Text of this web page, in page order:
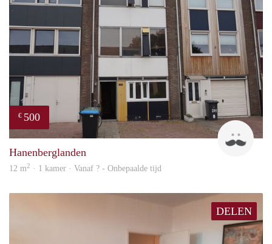
€ 500
Hanenberglanden
12 m2 · 1 kamer · Vanaf ? - Onbepaalde tijd
DELEN